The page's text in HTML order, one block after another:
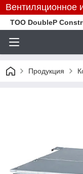
Вентиляционное
TOO DoubleP
Продукция